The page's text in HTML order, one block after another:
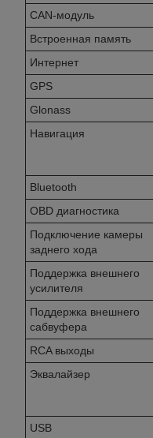
CAN-модуль
Встроенная память
Интернет
GPS
Glonass
Навигация
Bluetooth
OBD диагностика
Подключение камеры
заднего хода
Поддержка внешнего
усилителя
Поддержка внешнего
сабвуфера
RCA выходы
Эквалайзер
USB